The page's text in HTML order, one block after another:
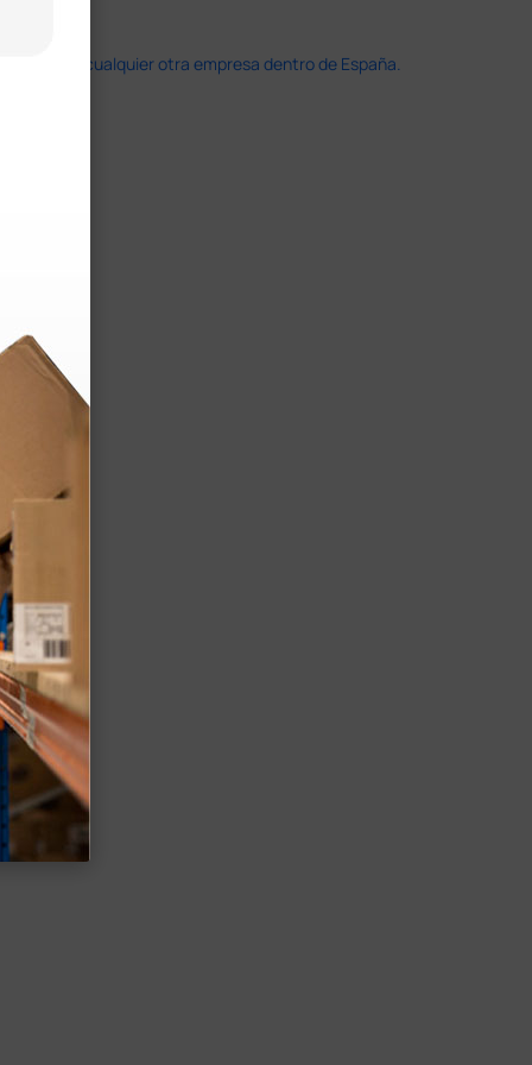
que en cualquier otra empresa dentro de España.